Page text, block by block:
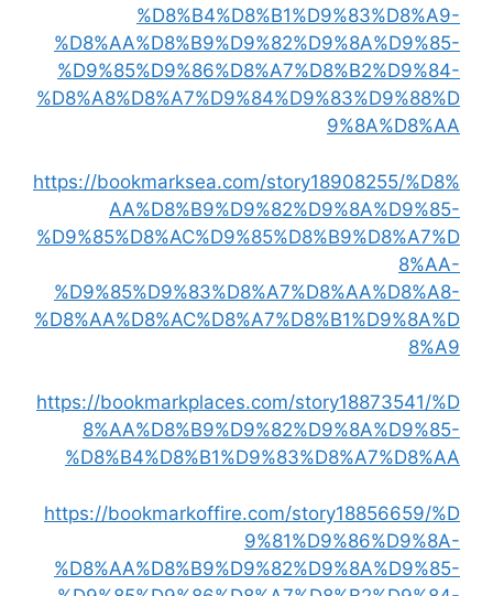
%D8%B4%D8%B1%D9%83%D8%A9-
%D8%AA%D8%B9%D9%82%D9%8A%D9%85-
%D9%85%D9%86%D8%A7%D8%B2%D9%84-
%D8%A8%D8%A7%D9%84%D9%83%D9%88%D
9%8A%D8%AA
https://bookmarksea.com/story18908255/%D8%
AA%D8%B9%D9%82%D9%8A%D9%85-
%D9%85%D8%AC%D9%85%D8%B9%D8%A7%D
8%AA-
%D9%85%D9%83%D8%A7%D8%AA%D8%A8-
%D8%AA%D8%AC%D8%A7%D8%B1%D9%8A%D
8%A9
https://bookmarkplaces.com/story18873541/%D
8%AA%D8%B9%D9%82%D9%8A%D9%85-
%D8%B4%D8%B1%D9%83%D8%A7%D8%AA
https://bookmarkoffire.com/story18856659/%D
9%81%D9%86%D9%8A-
%D8%AA%D8%B9%D9%82%D9%8A%D9%85-